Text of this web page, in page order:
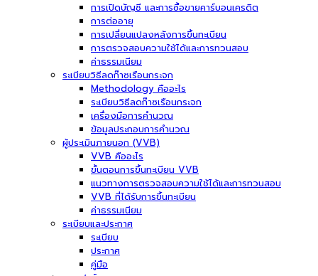
การเปิดบัญชี และการซื้อขายคาร์บอนเครดิต
การต่ออายุ
การเปลี่ยนแปลงหลังการขึ้นทะเบียน
การตรวจสอบความใช้ได้และการทวนสอบ
ค่าธรรมเนียม
ระเบียบวิธีลดก๊าซเรือนกระจก
Methodology คืออะไร
ระเบียบวิธีลดก๊าซเรือนกระจก
เครื่องมือการคำนวณ
ข้อมูลประกอบการคำนวณ
ผู้ประเมินภายนอก (VVB)
VVB คืออะไร
ขั้นตอนการขึ้นทะเบียน VVB
แนวทางการตรวจสอบความใช้ได้และการทวนสอบ
VVB ที่ได้รับการขึ้นทะเบียน
ค่าธรรมเนียม
ระเบียบและประกาศ
ระเบียบ
ประกาศ
คู่มือ